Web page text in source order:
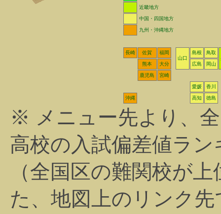
近畿地方
中国・四国地方
九州・沖縄地方
長崎 佐賀
福岡
山口
島根
鳥取
熊本
大分 広島 岡山
鹿児島 宮崎
愛媛 香川
沖縄 高知 徳島
※ メニュー先より、
高校の入試偏差値ラ
（全国区の難関校が
た、地図上のリンク